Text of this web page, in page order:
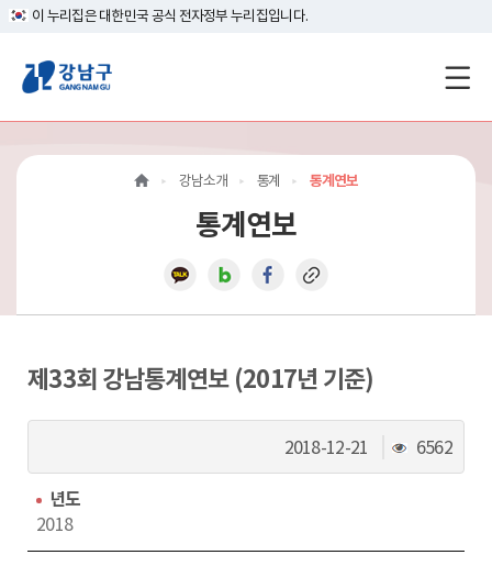
이 누리집은 대한민국 공식 전자정부 누리집입니다.
강
남
구
메
인
이
동
강남소개 통계 통계연보
통계연보
제33회 강남통계연보 (2017년 기준)
2018-12-21
조
회
6562
년도
2018